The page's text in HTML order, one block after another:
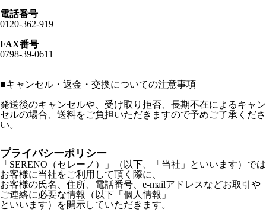
電話番号
0120-362-919
FAX番号
0798-39-0611
■キャンセル・返金・交換についての注意事項
発送後のキャンセルや、受け取り拒否、長期不在によるキャン
セルの場合、送料をご負担いただきますので予めご了承くださ
い。
プライバシーポリシー
「SERENO（セレーノ）」（以下、「当社」といいます）では
お客様に当社をご利用して頂く際に、
お客様の氏名、住所、電話番号、e-mailアドレスなどお取引や
ご連絡に必要な情報（以下「個人情報」
といいます）を開示していただきます。